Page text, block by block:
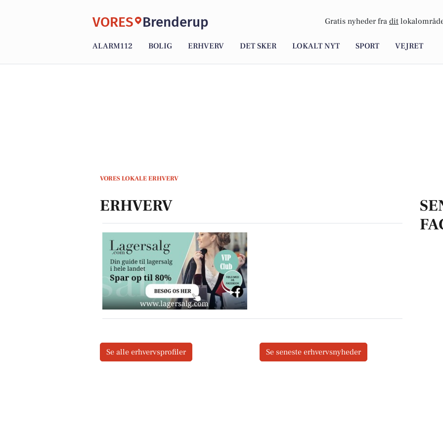
VORES Brenderup Gratis nyheder fra dit
ALARM112 BOLIG ERHVERV DET SKER LOKALT NYT SPORT VEJRET
VORES LOKALE ERHVERV
ERHVERV
Se alle erhvervsprofiler Se seneste erhvervsnyheder